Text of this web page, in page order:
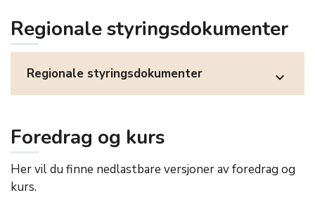
Regionale styringsdokumenter
Regionale styringsdokumenter expand_more
Foredrag og kurs
Her vil du finne nedlastbare versjoner av foredrag og
kurs.